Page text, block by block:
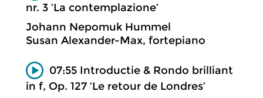
nr. 3 ‘La contemplazione’
Johann Nepomuk Hummel
Susan Alexander-Max, fortepiano
07:55 Introductie & Rondo brilliant
in f, Op. 127 ‘Le retour de Londres’